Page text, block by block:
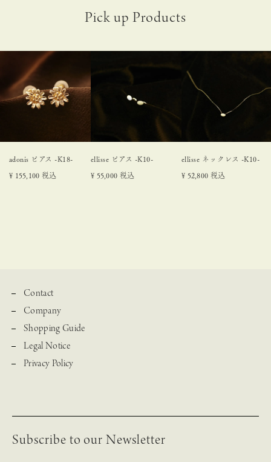
adonis ピアス -K18-
¥ 155,100 税込
ellisse ピアス -K10-
¥ 55,000 税込
ellisse ネックレス -K10-
¥ 52,800 税込
Subscribe to our Newsletter
Contact
Company
Shopping Guide
Legal Notice
Privacy Policy